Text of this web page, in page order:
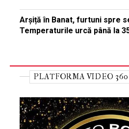
Arșiță în Banat, furtuni spre
Temperaturile urcă până la
PLATFORMA VIDEO